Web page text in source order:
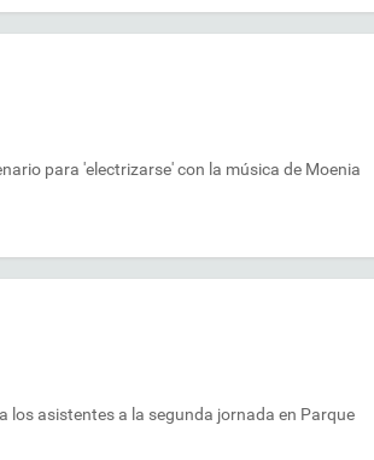
para 'electrizarse' con la música de Moenia
los asistentes a la segunda jornada en Parque